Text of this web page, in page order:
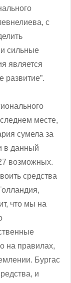
с
сильные
является
развитие”.
месте,
сумела за
в данный
возможных.
средства
что мы на
на правилах,
Бургас
и